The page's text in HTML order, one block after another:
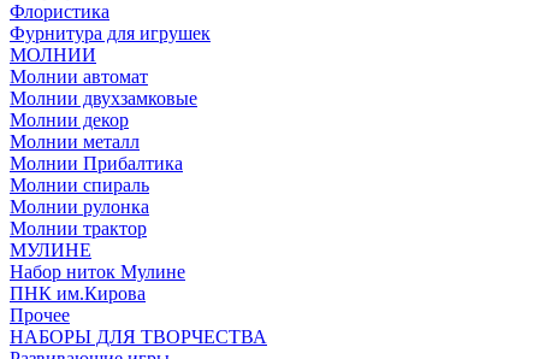
Флористика
Фурнитура для игрушек
МОЛНИИ
Молнии автомат
Молнии двухзамковые
Молнии декор
Молнии металл
Молнии Прибалтика
Молнии спираль
Молнии рулонка
Молнии трактор
МУЛИНЕ
Набор ниток Мулине
ПНК им.Кирова
Прочее
НАБОРЫ ДЛЯ ТВОРЧЕСТВА